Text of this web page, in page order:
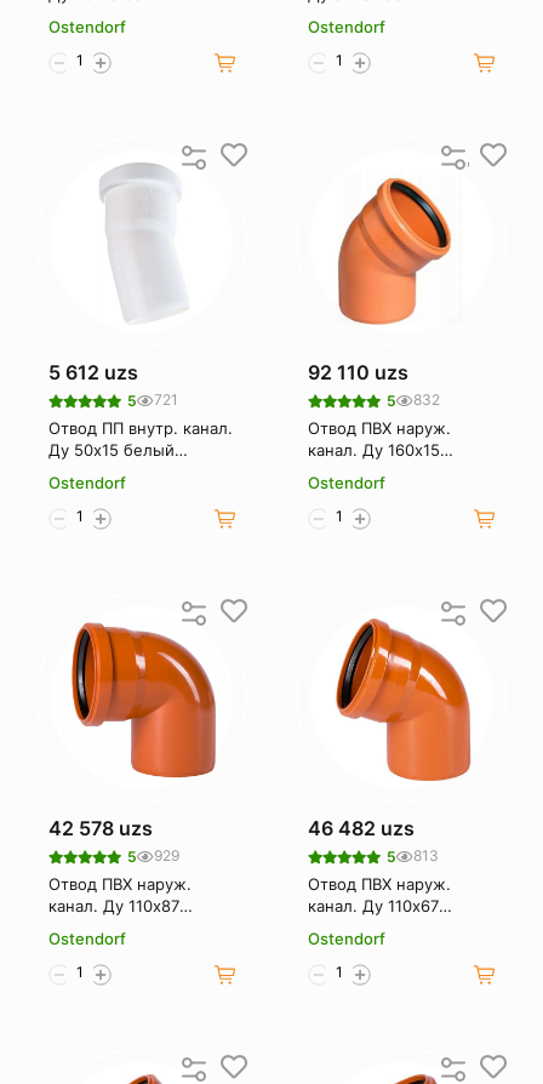
Ostendorf Ostendorf
5 612 uzs
5 721
Отвод ПП внутр. канал.
Ду 50х15 белый
Ostendorf
92 110 uzs
5 832
Отвод ПВХ наруж.
канал. Ду 160х15
Ostendorf
42 578 uzs
5 929
Отвод ПВХ наруж.
канал. Ду 110х87
Ostendorf
46 482 uzs
5 813
Отвод ПВХ наруж.
канал. Ду 110х67
Ostendorf